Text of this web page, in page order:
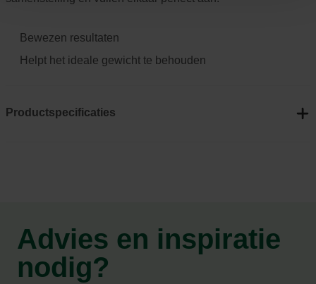
Bewezen resultaten
Helpt het ideale gewicht te behouden
Productspecificaties
Advies en inspiratie
nodig?